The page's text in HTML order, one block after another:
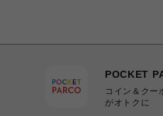
POCKET
コイン＆クー
がオトクに